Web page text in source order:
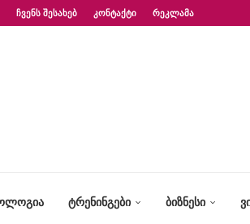
– ᲤᲡᲘᲥᲝᲚᲝᲒᲘᲡ...
ᲩᲕᲔᲜᲡ ᲨᲔᲡᲐᲮᲔᲑ ᲙᲝᲜᲢᲐᲥᲢᲘ ᲠᲔᲙᲚᲐᲛᲐ
ᲢᲠᲔᲜᲘᲜᲒᲔᲑᲘ ᲑᲘᲖᲜᲔᲡᲘ